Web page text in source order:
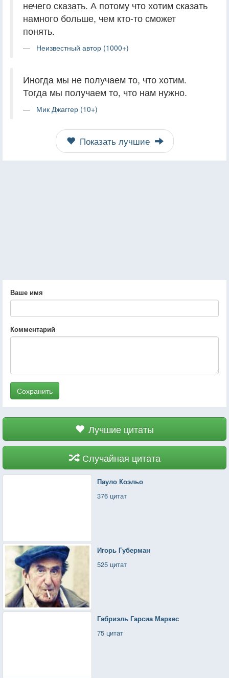
нечего сказать. А потому что хотим сказать
намного больше, чем кто-то сможет
понять.
Неизвестный автор (1000+)
Иногда мы не получаем то, что хотим.
Тогда мы получаем то, что нам нужно.
Мик Джаггер (10+)
Показать лучшие
Ваше имя
Комментарий
Сохранить
Лучшие цитаты
Случайная цитата
Пауло Коэльо
376 цитат
Игорь Губерман
525 цитат
Габриэль Гарсиа Маркес
75 цитат